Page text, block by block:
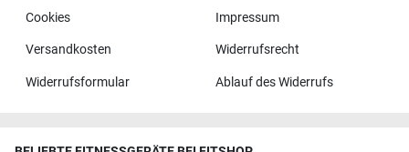
Cookies Impressum
Versandkosten Widerrufsrecht
Widerrufsformular Ablauf des Widerrufs